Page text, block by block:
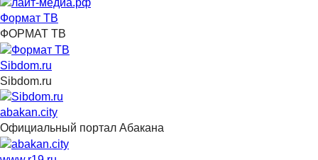
Формат ТВ
ФОРМАТ ТВ
Sibdom.ru
Sibdom.ru
abakan.city
Официальный портал Абакана